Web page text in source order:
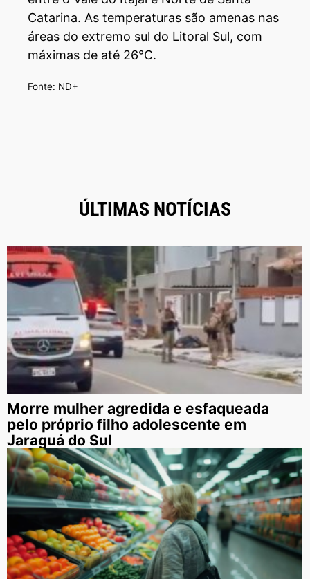
Catarina. As temperaturas são amenas nas
áreas do extremo sul do Litoral Sul, com
máximas de até 26°C.
Fonte: ND+
ÚLTIMAS NOTÍCIAS
Morre mulher agredida e esfaqueada
pelo próprio filho adolescente em
Jaraguá do Sul